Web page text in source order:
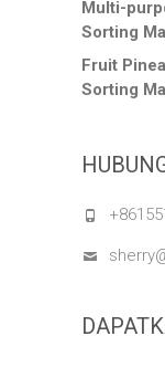
Multi-
Sorting
Fruit
Sorting